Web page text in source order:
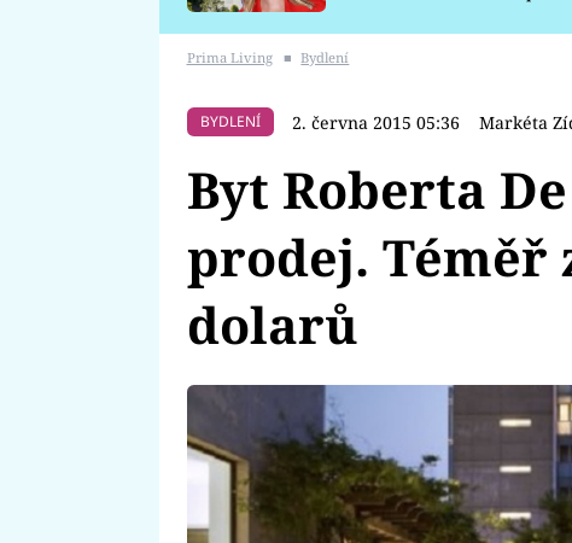
Prima Living ■ Bydlení
BYDLENÍ 2. června 2015 05:36 Markéta
Byt Roberta
prodej. Téměř
dolarů